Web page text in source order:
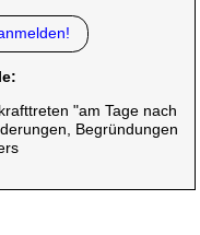
"am Tage nach
Begründungen